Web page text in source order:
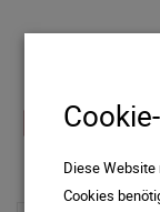
Diese
Cookies